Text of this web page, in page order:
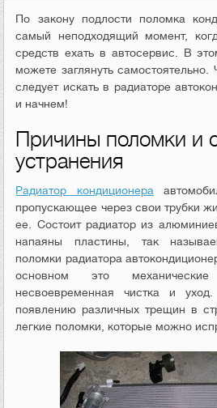
По закону подлости поломка
самый неподходящий момент,
средств ехать в автосервис. В
можете заглянуть
следует искать в радиаторе
и начнем!
Причины поломки и
устранения
Радиатор кондиционера
пропускающее через свои трубки
ее. Состоит радиатор из
напаяны пластины, так
поломки радиатора
основном это
несвоевременная чистка и
появлению различных трещин в
легкие поломки, которые можно